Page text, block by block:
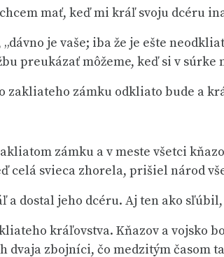
mať, keď mi kráľ svoju dcéru
je vaše; iba že je ešte
preukázať môžeme, keď si v súrke
zakliateho zámku odkliato bude a
zámku a v meste všetci
celá svieca zhorela, prišiel národ
dostal jeho dcéru. Aj ten ako
kráľovstva. Kňazov a
dvaja zbojníci, čo medzitým časom